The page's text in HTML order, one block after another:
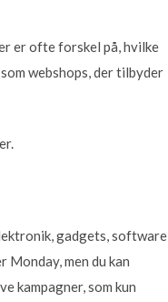
er ofte forskel på, hvilke
webshops, der tilbyder
gadgets, software
men du kan
kampagner, som kun